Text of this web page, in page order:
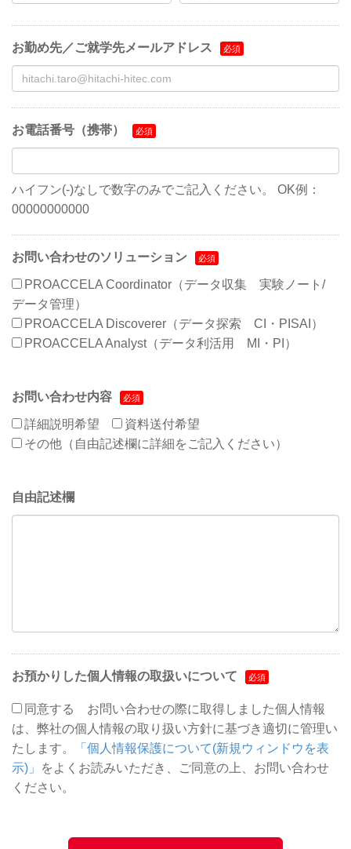
お勤め先／ご就学先メールアドレス
お電話番号（携帯）
ハイフン(-)なしで数字のみでご記入ください。 OK例：
00000000000
お問い合わせのソリューション
PROACCELA Coordinator（データ収集 実験ノート/
データ管理）
PROACCELA Discoverer（データ探索 CI・PISAI）
PROACCELA Analyst（データ利活用 MI・PI）
お問い合わせ内容
詳細説明希望
資料送付希望
その他（自由記述欄に詳細をご記入ください）
自由記述欄
お預かりした個人情報の取扱いについて
同意する
お問い合わせの際に取得しました個人情報
は、弊社の個人情報の取り扱い方針に基づき適切に管理い
たします。
「個人情報保護について(新規ウィンドウを表
示)」
をよくお読みいただき、ご同意の上、お問い合わせ
ください。